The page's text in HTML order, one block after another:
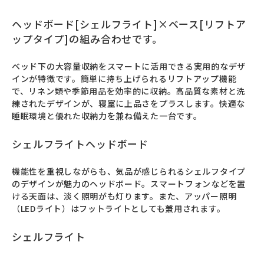
ヘッドボード[シェルフライト]×ベース[リフトア
ップタイプ]の組み合わせです。
ベッド下の大容量収納をスマートに活用できる実用的なデザ
インが特徴です。簡単に持ち上げられるリフトアップ機能
で、リネン類や季節用品を効率的に収納。高品質な素材と洗
練されたデザインが、寝室に上品さをプラスします。快適な
睡眠環境と優れた収納力を兼ね備えた一台です。
シェルフライトヘッドボード
機能性を重視しながらも、気品が感じられるシェルフタイプ
のデザインが魅力のヘッドボード。スマートフォンなどを置
ける天面は、淡く照明がも灯ります。また、アッパー照明
（LEDライト）はフットライトとしても兼用されます。
シェルフライト